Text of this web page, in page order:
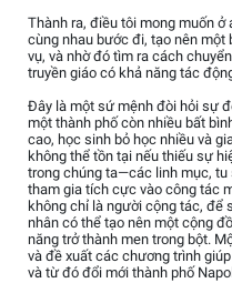
Thành ra, điều tôi mong muốn ở
cùng nhau bước đi, tạo nên
vụ, và nhờ đó tìm ra cách
truyền giáo có khả năng tác
Đây là một sứ mệnh đòi hỏi sự
một thành phố còn nhiều bất
cao, học sinh bỏ học nhiều và
không thể tồn tại nếu thiếu sự
trong chúng ta—các linh mục, tu
tham gia tích cực vào công tác
không chỉ là người cộng tác, để
nhân có thể tạo nên một cộng
năng trở thành men trong bột.
và đề xuất các chương trình
và từ đó đổi mới thành phố